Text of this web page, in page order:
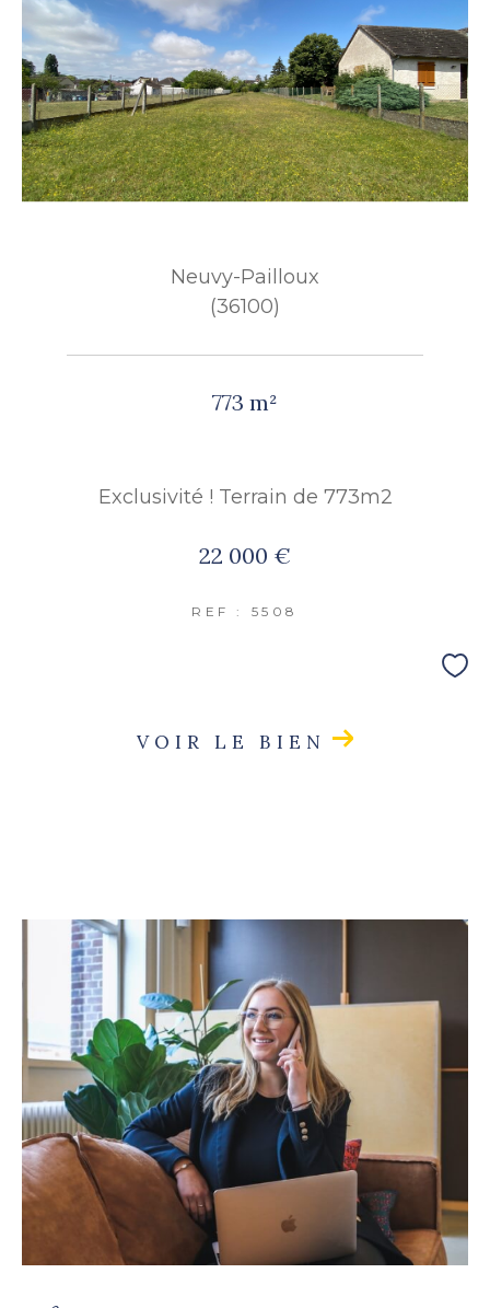
Neuvy-Pailloux
(36100)
773 m²
Exclusivité ! Terrain de 773m2
22 000 €
REF : 5508
VOIR LE BIEN